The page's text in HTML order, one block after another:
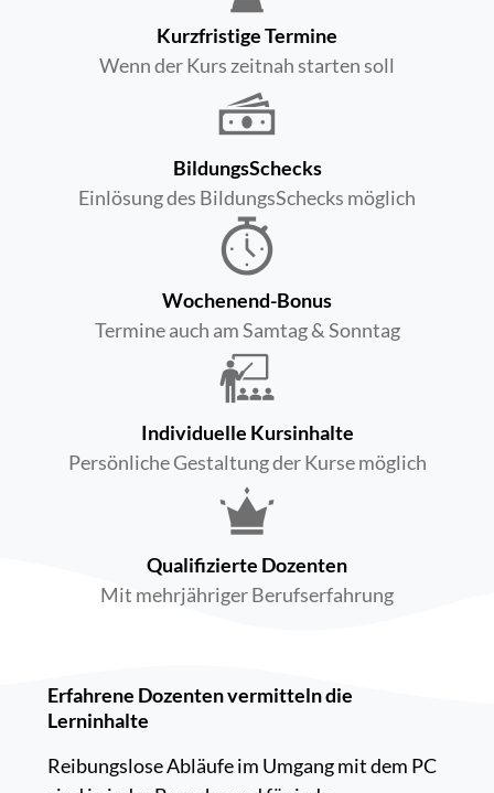
Kurzfristige Termine
Wenn der Kurs zeitnah starten soll
BildungsSchecks
Einlösung des BildungsSchecks möglich
Wochenend-Bonus
Termine auch am Samtag & Sonntag
Individuelle Kursinhalte
Persönliche Gestaltung der Kurse möglich
Qualifizierte Dozenten
Mit mehrjähriger Berufserfahrung
Erfahrene Dozenten vermitteln die
Lerninhalte
Reibungslose Abläufe im Umgang mit dem PC